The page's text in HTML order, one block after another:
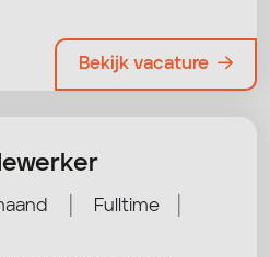
Bekijk vacature
Fulltime